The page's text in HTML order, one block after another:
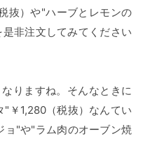
抜）や"ハーブとレモンの
非注文してみてください
りますね。そんなときに
￥1,280（税抜）なんてい
ョ"や"ラム肉のオーブン焼